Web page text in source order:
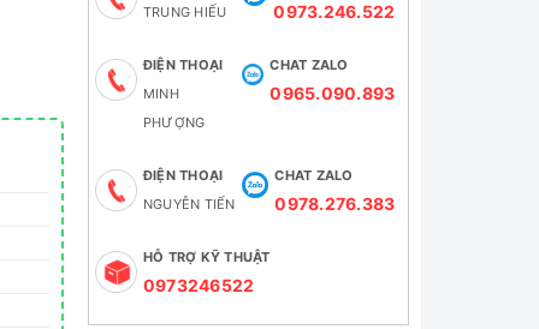
TRUNG HIẾU
0973.246.522
ĐIỆN THOẠI
MINH
PHƯỢNG
CHAT ZALO
0965.090.893
ĐIỆN THOẠI
NGUYỄN TIẾN
CHAT ZALO
0978.276.383
HỖ TRỢ KỸ THUẬT
0973246522